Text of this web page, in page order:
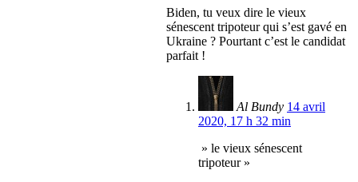
Biden, tu veux dire le vieux
sénescent tripoteur qui s’est gavé en
Ukraine ? Pourtant c’est le candidat
parfait !
Al Bundy 14 avril
2020, 17 h 32 min
» le vieux sénescent
tripoteur »